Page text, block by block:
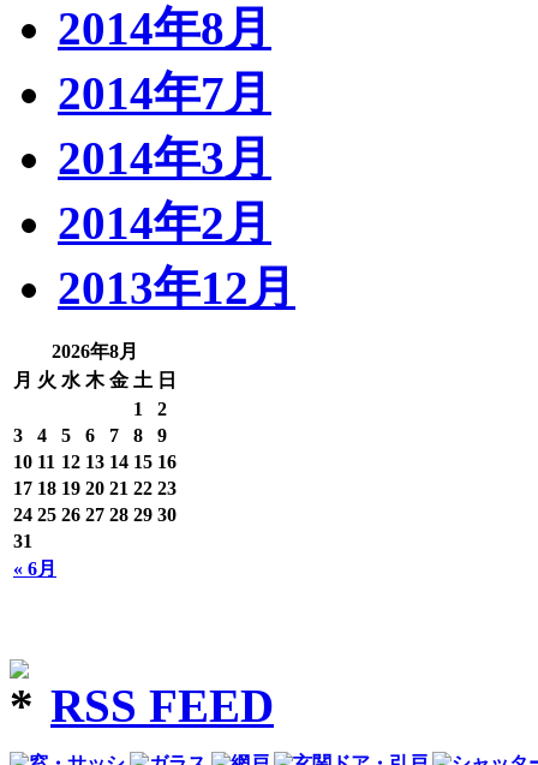
2014年8月
2014年7月
2014年3月
2014年2月
2013年12月
2026年8月
月 火 水 木 金 土 日
« 6月
1
2
3
4 5 6 7 8
9
10 11 12 13 14 15 16
17 18 19 20 21 22 23
24 25 26 27 28 29 30
31
RSS FEED